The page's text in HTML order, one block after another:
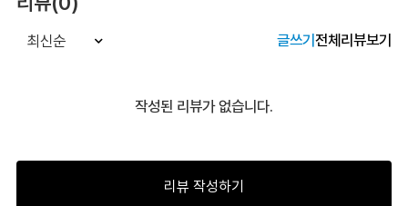
최신순 글쓰기전체리뷰보기
작성된 리뷰가 없습니다.
리뷰 작성하기